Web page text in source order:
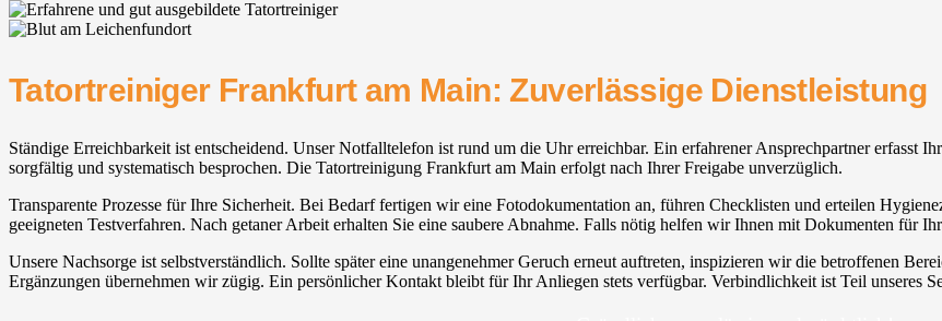
Tatortreiniger Frankfurt am Main: Zuverlässige Dienstleistung
Ständige Erreichbarkeit ist entscheidend. Unser Notfalltelefon ist rund um die Uhr erreichbar. Ein erfahrener Ansprechpartner
sorgfältig und systematisch besprochen. Die Tatortreinigung Frankfurt am Main erfolgt nach Ihrer Freigabe unverzüglich.
Transparente Prozesse für Ihre Sicherheit. Bei Bedarf fertigen wir eine Fotodokumentation an, führen Checklisten und erteilen
geeigneten Testverfahren. Nach getaner Arbeit erhalten Sie eine saubere Abnahme. Falls nötig helfen wir Ihnen mit Dokumenten für
Unsere Nachsorge ist selbstverständlich. Sollte später eine unangenehmer Geruch erneut auftreten, inspizieren wir die betroffenen
Ergänzungen übernehmen wir zügig. Ein persönlicher Kontakt bleibt für Ihr Anliegen stets verfügbar. Verbindlichkeit ist Teil unseres